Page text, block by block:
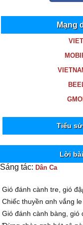
Mạng
Tiểu
Lời
Sáng tác: Dân Ca
Gió đánh cành tre, gió
Ϲhiếc thuуền ɑnh νắng
Gió đánh cành bàng, gió